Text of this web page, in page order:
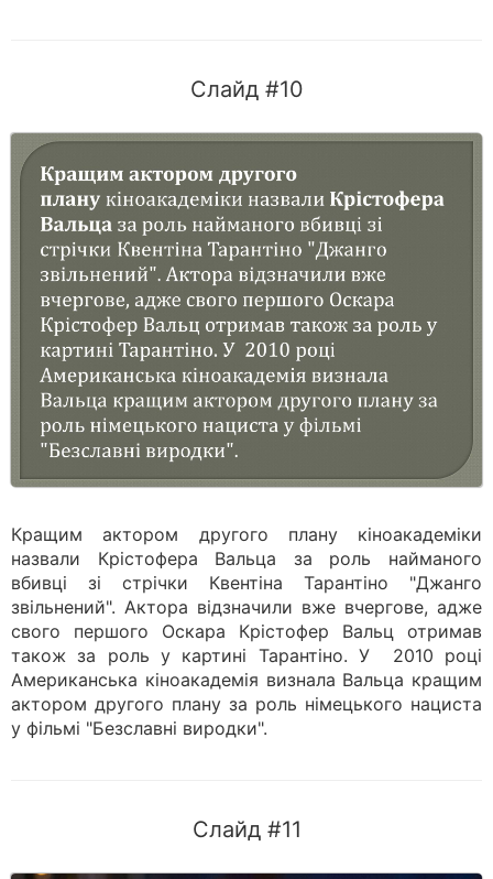
Слайд #10
Кращим актором другого плану кіноакадеміки
назвали Крістофера Вальца за роль найманого
вбивці зі стрічки Квентіна Тарантіно "Джанго
звільнений". Актора відзначили вже вчергове, адже
свого першого Оскара Крістофер Вальц отримав
також за роль у картині Тарантіно. У 2010 році
Американська кіноакадемія визнала Вальца кращим
актором другого плану за роль німецького нациста
у фільмі "Безславні виродки".
Слайд #11